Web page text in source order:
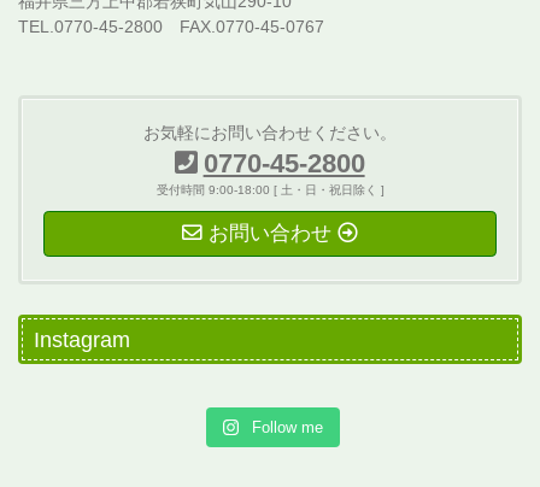
TEL.0770-45-2800 FAX.0770-45-0767
お気軽にお問い合わせください。
0770-45-2800
受付時間 9:00-18:00 [ 土・日・祝日除く ]
お問い合わせ
Instagram
Follow me